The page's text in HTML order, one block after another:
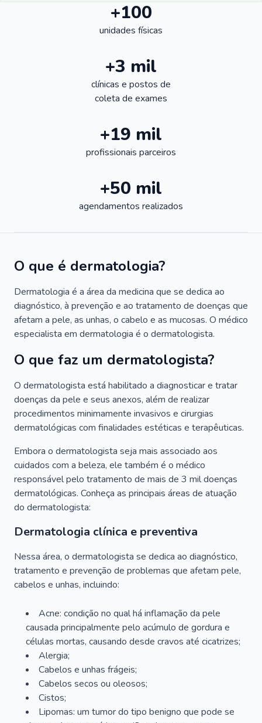
+100
unidades físicas
+3 mil
clínicas e postos de
coleta de exames
+19 mil
profissionais parceiros
+50 mil
agendamentos realizados
O que é dermatologia?
Dermatologia é a área da medicina que se dedica ao
diagnóstico, à prevenção e ao tratamento de doenças que
afetam a pele, as unhas, o cabelo e as mucosas. O médico
especialista em dermatologia é o dermatologista.
O que faz um dermatologista?
O dermatologista está habilitado a diagnosticar e tratar
doenças da pele e seus anexos, além de realizar
procedimentos minimamente invasivos e cirurgias
dermatológicas com finalidades estéticas e terapêuticas.
Embora o dermatologista seja mais associado aos
cuidados com a beleza, ele também é o médico
responsável pelo tratamento de mais de 3 mil doenças
dermatológicas. Conheça as principais áreas de atuação
do dermatologista:
Dermatologia clínica e preventiva
Nessa área, o dermatologista se dedica ao diagnóstico,
tratamento e prevenção de problemas que afetam pele,
cabelos e unhas, incluindo:
Acne: condição no qual há inflamação da pele
causada principalmente pelo acúmulo de gordura e
células mortas, causando desde cravos até cicatrizes;
Alergia;
Cabelos e unhas frágeis;
Cabelos secos ou oleosos;
Cistos;
Lipomas: um tumor do tipo benigno que pode se